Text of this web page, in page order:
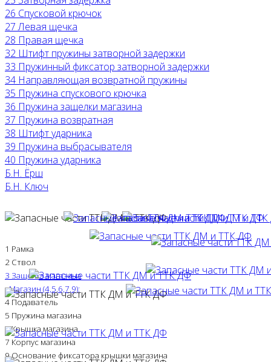
26 Спусковой крючок
27 Левая щечка
28 Правая щечка
32 Штифт пружины затворной задержки
33 Пружинный фиксатор затворной задержки
34 Направляющая возвратной пружины
35 Пружина спускового крючка
36 Пружина защелки магазина
37 Пружина возвратная
38 Штифт ударника
39 Пружина выбрасывателя
40 Пружина ударника
Б.Н. Ёрш
Б.Н. Ключ
1 Рамка
2 Ствол
3 Защелка магазина
-Магазин (4,5,6,7,9):
4 Подаватель
5 Пружина магазина
6 Крышка магазина
7 Корпус магазина
9 Основание фиксатора крышки магазина